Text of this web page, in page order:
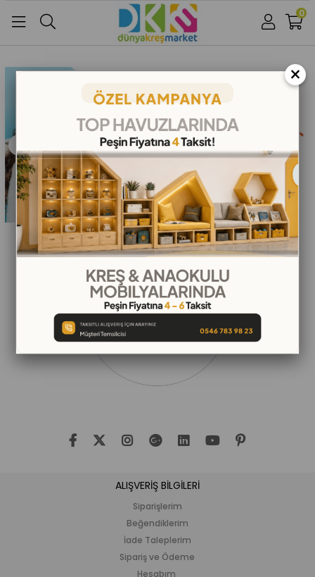
Google İle Bağlan
0
ALIŞVERİŞ BİLGİLERİ
Siparişlerim
Beğendiklerim
İade Taleplerim
Sipariş ve Ödeme
Hesabım
×